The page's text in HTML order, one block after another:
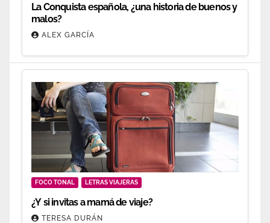
La Conquista española, ¿una historia de buenos y
malos?
ALEX GARCÍA
FOCO TONAL LETRAS VIAJERAS
¿Y si invitas a mamá de viaje?
TERESA DURÁN